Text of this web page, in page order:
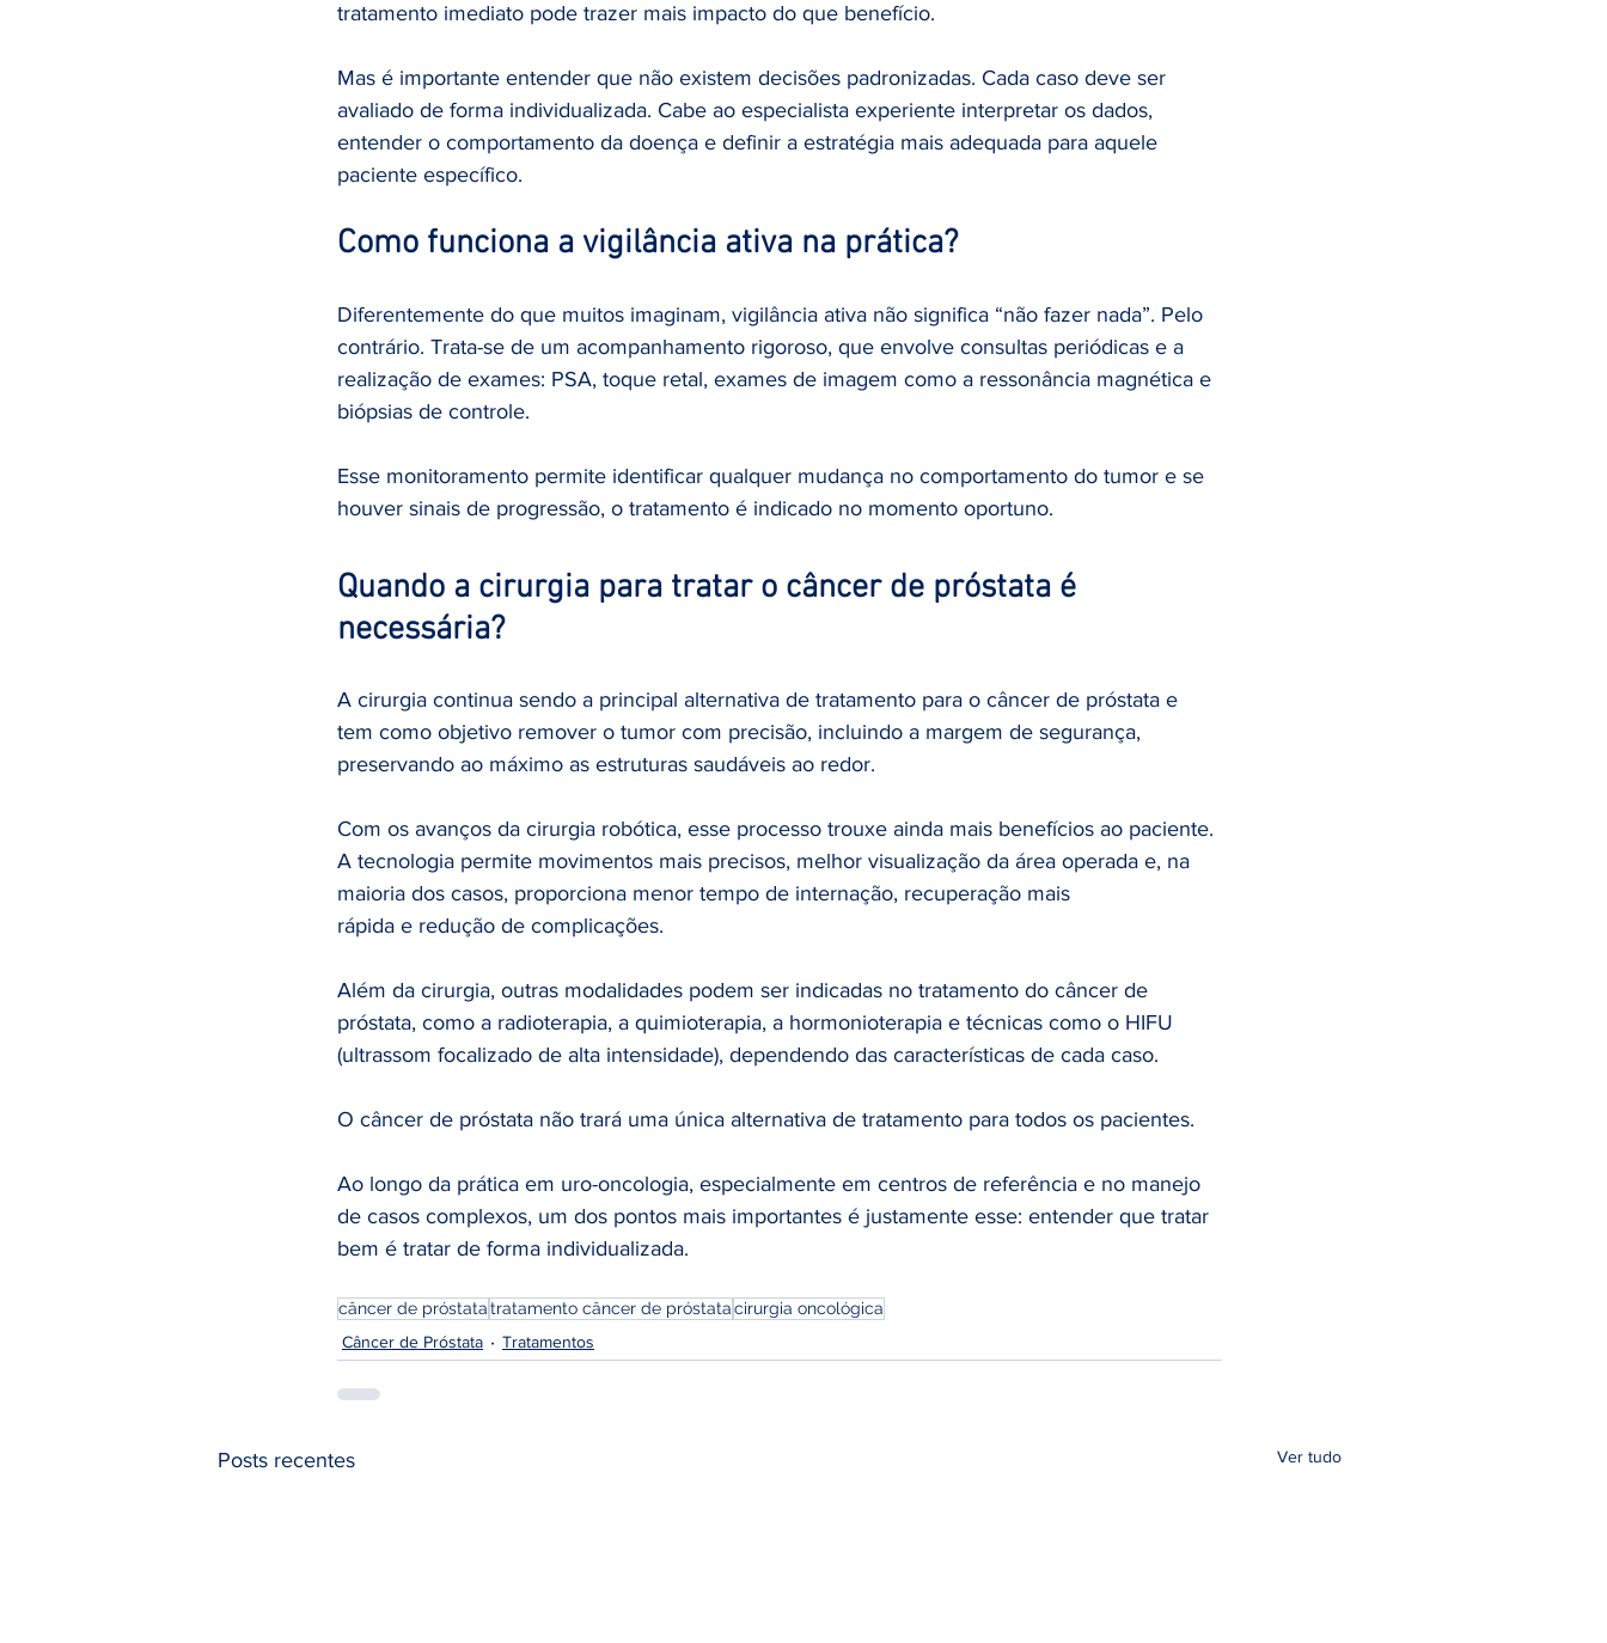
tratamento imediato pode trazer mais impacto do que benefício.
Mas é importante entender que não existem decisões padronizadas. Cada caso deve ser
avaliado de forma individualizada. Cabe ao especialista experiente interpretar os dados,
entender o comportamento da doença e definir a estratégia mais adequada para aquele
paciente específico.
Como funciona a vigilância ativa na prática?
Diferentemente do que muitos imaginam, vigilância ativa não significa “não fazer nada”. Pelo
contrário. Trata-se de um acompanhamento rigoroso, que envolve consultas periódicas e a
realização de exames: PSA, toque retal, exames de imagem como a ressonância magnética e
biópsias de controle.
Esse monitoramento permite identificar qualquer mudança no comportamento do tumor e se
houver sinais de progressão, o tratamento é indicado no momento oportuno.
Quando a cirurgia para tratar o câncer de próstata é
necessária?
A cirurgia continua sendo a principal alternativa de tratamento para o câncer de próstata e
tem como objetivo remover o tumor com precisão, incluindo a margem de segurança,
preservando ao máximo as estruturas saudáveis ao redor.
Com os avanços da cirurgia robótica, esse processo trouxe ainda mais benefícios ao paciente.
A tecnologia permite movimentos mais precisos, melhor visualização da área operada e, na
maioria dos casos, proporciona menor tempo de internação, recuperação mais
rápida e redução de complicações.
Além da cirurgia, outras modalidades podem ser indicadas no tratamento do câncer de
próstata, como a radioterapia, a quimioterapia, a hormonioterapia e técnicas como o HIFU
(ultrassom focalizado de alta intensidade), dependendo das características de cada caso.
O câncer de próstata não trará uma única alternativa de tratamento para todos os pacientes.
Ao longo da prática em uro-oncologia, especialmente em centros de referência e no manejo
de casos complexos, um dos pontos mais importantes é justamente esse: entender que tratar
bem é tratar de forma individualizada.
câncer de próstatatratamento câncer de próstatacirurgia oncológica
Câncer de Próstata
Tratamentos
Posts recentes Ver tudo